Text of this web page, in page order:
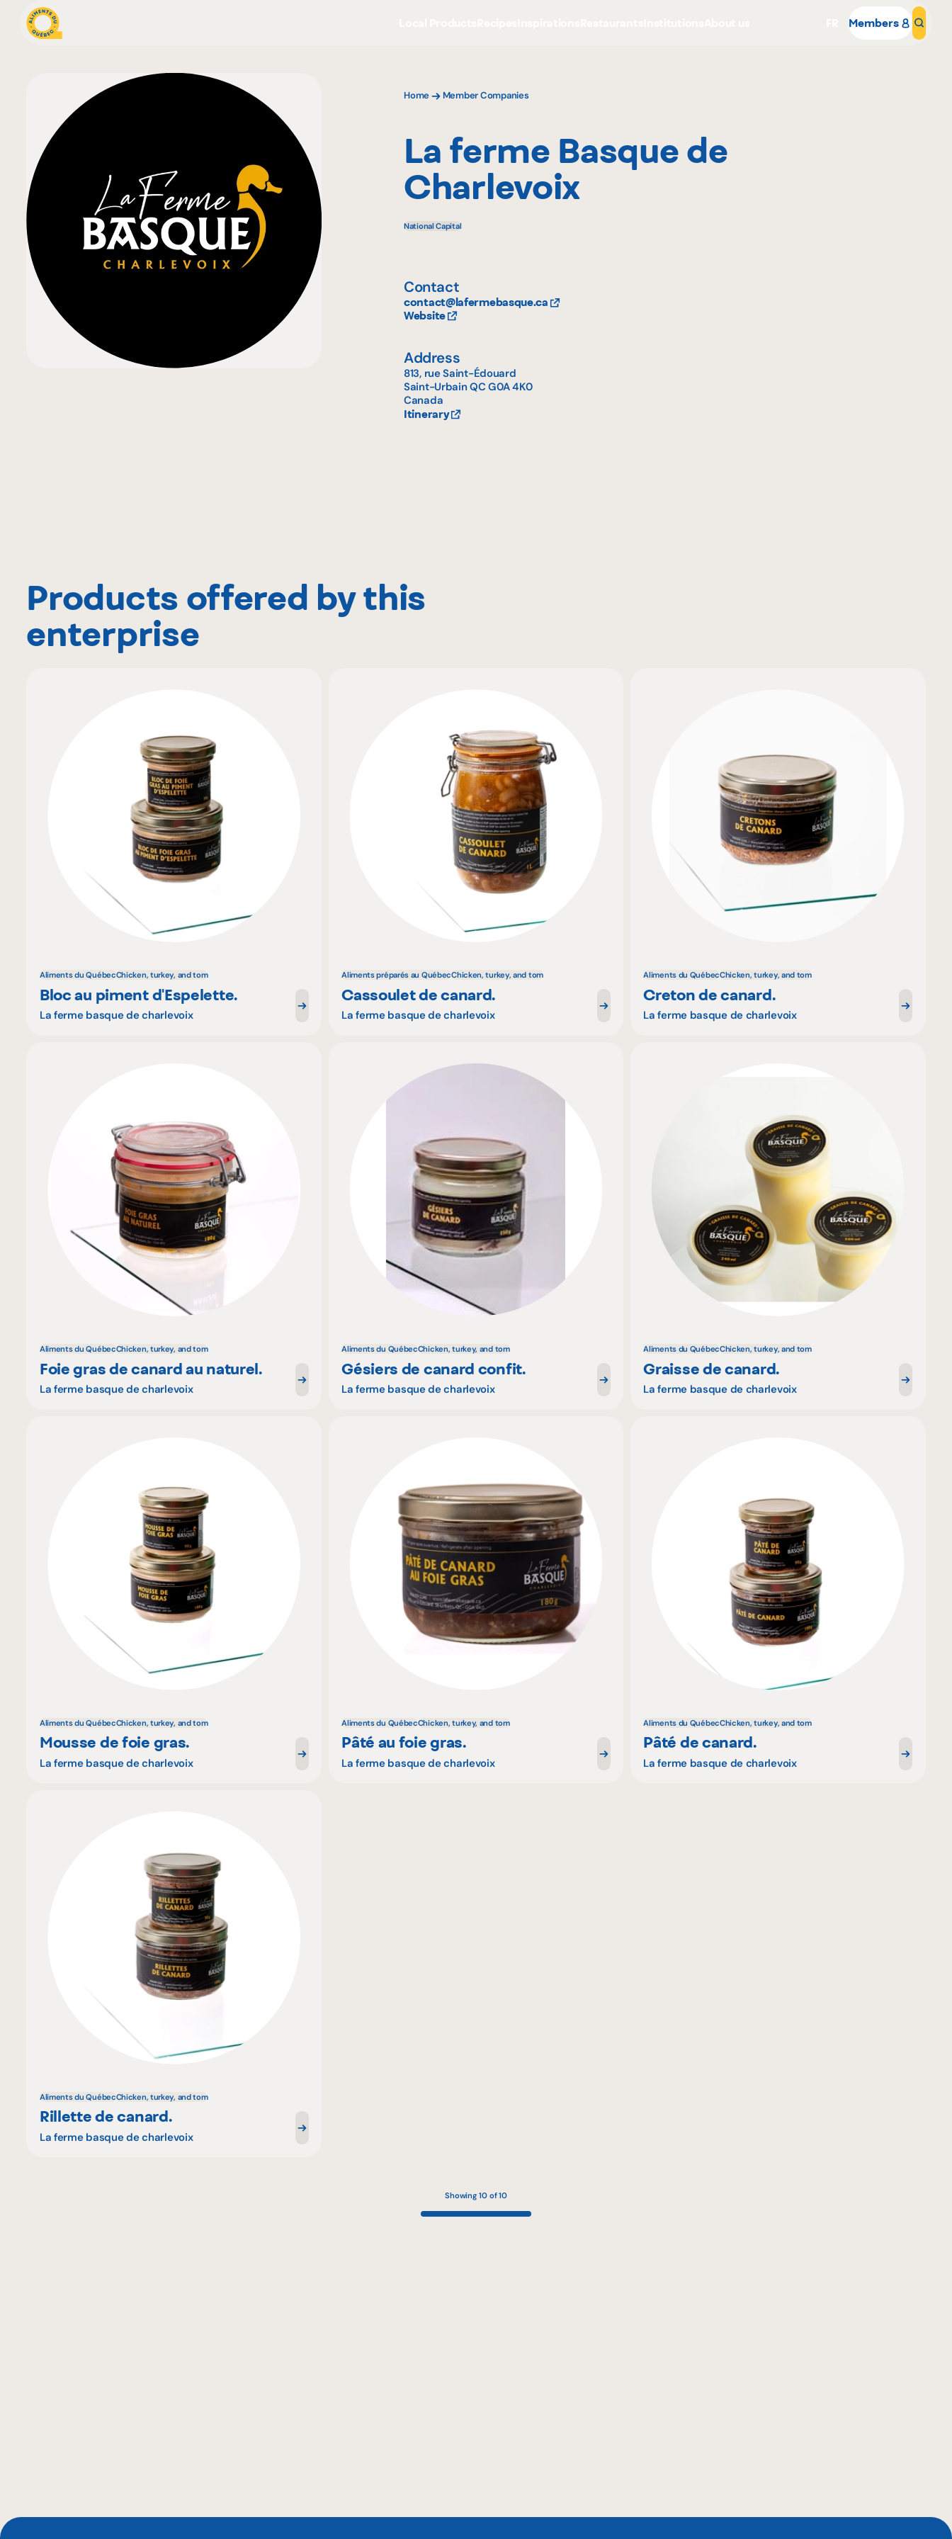
Members
Home Member Companies
La ferme Basque de
Charlevoix
National Capital
Contact
contact@lafermebasque.ca
Website
Address
813, rue Saint-Édouard
Saint-UrbainQC G0A 4K0
Canada
Itinerary
Products offered by this
enterprise
Aliments du QuébecChicken, turkey, and tom
Bloc au piment d'Espelette.
La ferme basque de charlevoix
Aliments préparés au QuébecChicken, turkey, and tom
Cassoulet de canard.
La ferme basque de charlevoix
Aliments du QuébecChicken, turkey, and tom
Creton de canard.
La ferme basque de charlevoix
Aliments du QuébecChicken, turkey, and tom
Foie gras de canard au naturel.
La ferme basque de charlevoix
Aliments du QuébecChicken, turkey, and tom
Gésiers de canard confit.
La ferme basque de charlevoix
Aliments du QuébecChicken, turkey, and tom
Graisse de canard.
La ferme basque de charlevoix
Aliments du QuébecChicken, turkey, and tom
Mousse de foie gras.
La ferme basque de charlevoix
Aliments du QuébecChicken, turkey, and tom
Pâté au foie gras.
La ferme basque de charlevoix
Aliments du QuébecChicken, turkey, and tom
Pâté de canard.
La ferme basque de charlevoix
Aliments du QuébecChicken, turkey, and tom
Rillette de canard.
La ferme basque de charlevoix
Showing 10 of 10